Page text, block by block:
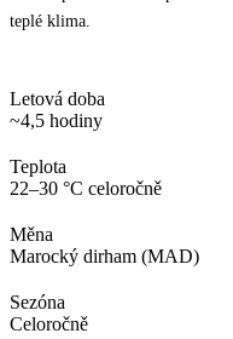
teplé klima.
Letová doba
~4,5 hodiny
Teplota
22–30 °C celoročně
Měna
Marocký dirham (MAD)
Sezóna
Celoročně